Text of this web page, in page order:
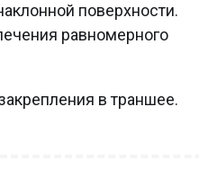
поверхности.
равномерного
в траншее.